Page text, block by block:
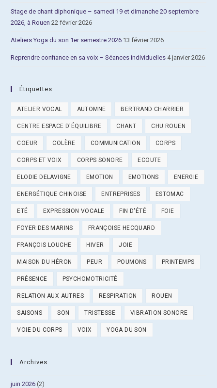
Stage de chant diphonique – samedi 19 et dimanche 20 septembre
2026, à Rouen 22 février 2026
Ateliers Yoga du son 1er semestre 2026 13 février 2026
Reprendre confiance en sa voix – Séances individuelles 4 janvier 2026
Étiquettes
ATELIER VOCAL AUTOMNE BERTRAND CHARRIER
CENTRE ESPACE D'ÉQUILIBRE CHANT CHU ROUEN
COEUR COLÈRE COMMUNICATION CORPS
CORPS ET VOIX CORPS SONORE ECOUTE
ELODIE DELAVIGNE EMOTION EMOTIONS ENERGIE
ENERGÉTIQUE CHINOISE ENTREPRISES ESTOMAC
ETÉ EXPRESSION VOCALE FIN D'ÉTÉ FOIE
FOYER DES MARINS FRANÇOISE HECQUARD
FRANÇOIS LOUCHE HIVER JOIE
MAISON DU HÉRON PEUR POUMONS PRINTEMPS
PRÉSENCE PSYCHOMOTRICITÉ
RELATION AUX AUTRES RESPIRATION ROUEN
SAISONS SON TRISTESSE VIBRATION SONORE
VOIE DU CORPS VOIX YOGA DU SON
Archives
juin 2026 (2)